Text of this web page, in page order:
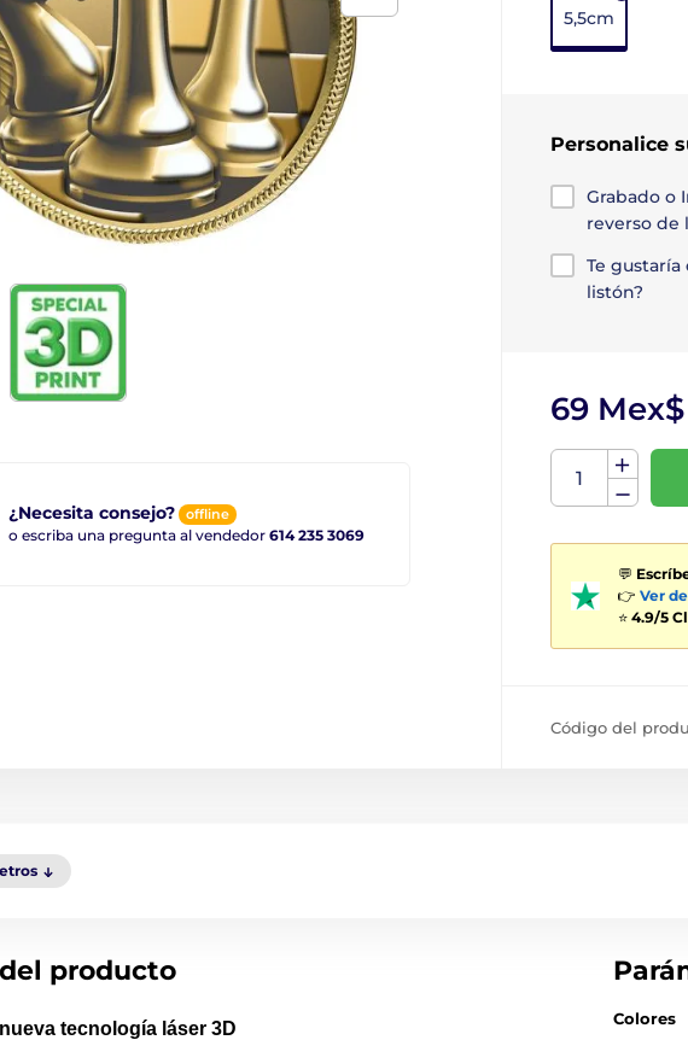
¿Necesita consejo? offline
o escriba una pregunta al vendedor 614 235 3069
5,5cm
Personalice
Grabado o
reverso de
Te
listón?
69 Mex$
💬
👉 Ver
⭐ 4.9/5
Código del
producto
tecnología láser 3D Colores